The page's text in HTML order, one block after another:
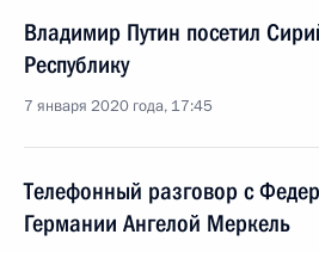
Владимир Путин посетил
Республику
7 января 2020 года, 17:45
Телефонный разговор с
Германии Ангелой Меркель